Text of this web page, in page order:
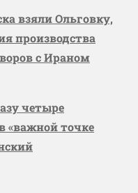
взяли Ольговку,
производства
с Ираном
четыре
«важной точке